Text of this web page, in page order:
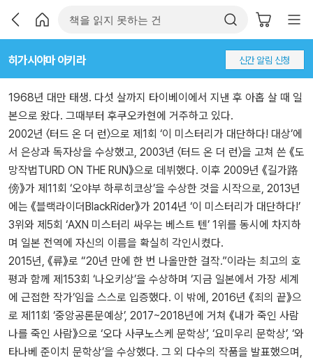
히가시야마 아키라 신간 알림 신청
1968년 대만 태생. 다섯 살까지 타이베이에서 지낸 후 아홉 살 때 일
본으로 왔다. 그때부터 후쿠오카현에 거주하고 있다.
2002년 〈터드 온 더 런〉으로 제1회 ‘이 미스터리가 대단하다! 대상’에
서 은상과 독자상을 수상했고, 2003년 〈터드 온 더 런〉을 고쳐 쓴 《도
망작법TURD ON THE RUN》으로 데뷔했다. 이후 2009년 《길가路
傍》가 제11회 ‘오야부 하루히코상’을 수상한 것을 시작으로, 2013년
에는 《블랙라이더BlackRider》가 2014년 ‘이 미스터리가 대단하다!’
3위와 제5회 ‘AXN 미스터리 싸우는 베스트 텐’ 1위를 동시에 차지하
며 일본 전역에 자신의 이름을 확실히 각인시켰다.
2015년, 《류》로 “20년 만에 한 번 나올만한 걸작.”이라는 최고의 호
평과 함께 제153회 ‘나오키상’을 수상하며 ‘지금 일본에서 가장 세계
에 근접한 작가’임을 스스로 입증했다. 이 밖에, 2016년 《죄의 끝》으
로 제11회 ‘중앙공론문예상’, 2017~2018년에 거쳐 《내가 죽인 사람
나를 죽인 사람》으로 ‘오다 사쿠노스케 문학상’, ‘요미우리 문학상’, ‘와
타나베 준이치 문학상’을 수상했다. 그 외 다수의 작품을 발표했으며,